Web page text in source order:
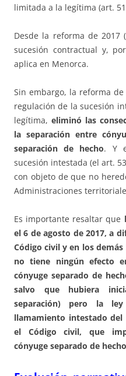
limitada a la legítima (art.
Desde la reforma de 2017
sucesión contractual y,
aplica en Menorca.
Sin embargo, la reforma
regulación de la sucesión
legítima, eliminó las
la separación entre
separación de hecho. Y
sucesión intestada (el art.
con objeto de que no
Administraciones
Es importante resaltar que
el 6 de agosto de 2017, a
Código civil y en los
no tiene ningún efecto
cónyuge separado de
salvo que hubiera
separación) pero la
llamamiento intestado
el Código civil, que
cónyuge separado de